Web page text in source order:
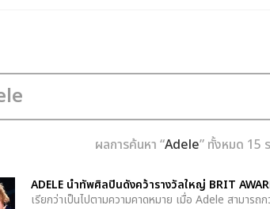
ผลการค้นหา “Adele” ทั้งหมด 15
ADELE นำทัพศิลปินดังคว้ารางวัลใหญ่ BRIT
เรียกว่าเป็นไปตามความคาดหมาย เมื่อ Adele สามา